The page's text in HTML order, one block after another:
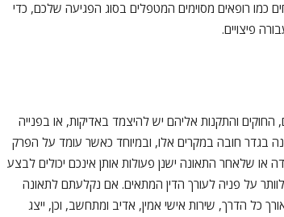
כמו רופאים מסוימים המטפלים בסוג הפגיעה שלכם, כדי
פיצויים.
החוקים והתקנות אליהם יש להיצמד באדיקות, או בפנייה
הינה בגדר חובה במקרים אלו, ובמיוחד כאשר עומד על הפרק
שלאחר התאונה ישנן פעולות אותן אינכם יכולים לבצע
על פניה לעורך הדין המתאים. אם נקלעתם לתאונה
כל הדרך, שירות אישי אמין, אדיב ומתחשב, וכן, ייצג